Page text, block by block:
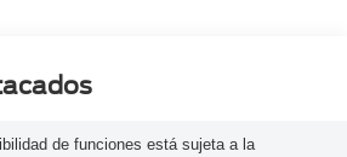
de funciones está sujeta a la